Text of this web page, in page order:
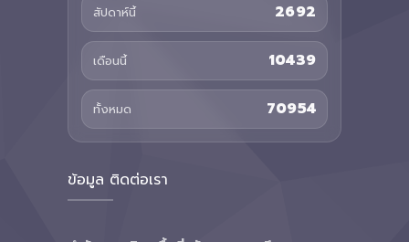
สัปดาห์นี้ 2692
เดือนนี้ 10439
ทั้งหมด 70954
ข้อมูล ติดต่อเรา